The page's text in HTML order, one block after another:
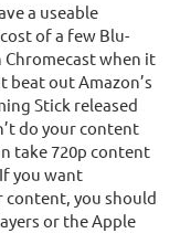
a useable
of a few Blu-
Chromecast when it
out Amazon’s
Stick released
do your content
take 720p content
you want
content, you should
or the Apple